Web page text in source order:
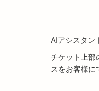
AIアシスタン
チケット上部
スをお客様に